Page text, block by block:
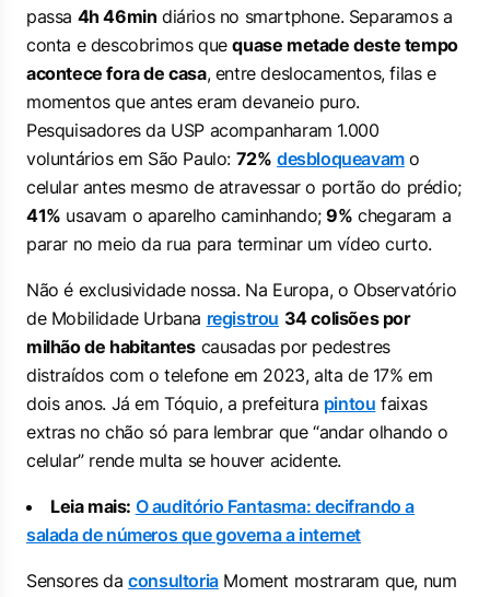
passa 4h 46min diários no smartphone. Separamos a
conta e descobrimos quequase metade deste tempo
acontece fora de casa, entre deslocamentos, filas e
momentos que antes eram devaneio puro.
Pesquisadores da USP acompanharam 1.000
voluntários em São Paulo: 72% desbloqueavamo
celular antes mesmo de atravessar o portão do prédio;
41% usavam o aparelho caminhando;9% chegaram a
parar no meio da rua para terminar um vídeo curto.
Não é exclusividade nossa. Na Europa, o Observatório
de Mobilidade Urbana registrou 34 colisões por
milhão de habitantes causadas por pedestres
distraídos com o telefone em 2023, alta de 17% em
dois anos. Já em Tóquio, a prefeitura pintou faixas
extras no chão só para lembrar que “andar olhando o
celular” rende multa se houver acidente.
Leia mais: O auditório Fantasma: decifrando a
salada de números que governa a internet
Sensores daconsultoriaMoment mostraram que, num